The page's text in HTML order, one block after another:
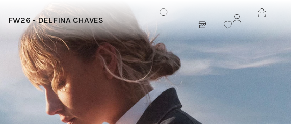
FW26 - DELFINA CHAVES ENTRAR